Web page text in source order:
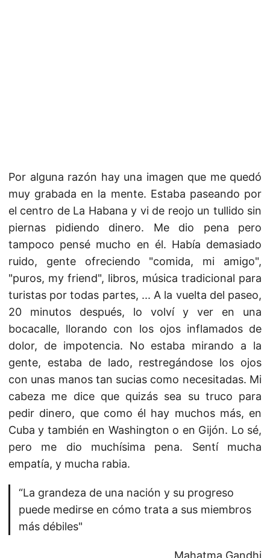
Por alguna razón hay una imagen que me quedó
muy grabada en la mente. Estaba paseando por
el centro de La Habana y vi de reojo un tullido sin
piernas pidiendo dinero. Me dio pena pero
tampoco pensé mucho en él. Había demasiado
ruido, gente ofreciendo "comida, mi amigo",
"puros, my friend", libros, música tradicional para
turistas por todas partes, ... A la vuelta del paseo,
20 minutos después, lo volví y ver en una
bocacalle, llorando con los ojos inflamados de
dolor, de impotencia. No estaba mirando a la
gente, estaba de lado, restregándose los ojos
con unas manos tan sucias como necesitadas. Mi
cabeza me dice que quizás sea su truco para
pedir dinero, que como él hay muchos más, en
Cuba y también en Washington o en Gijón. Lo sé,
pero me dio muchísima pena. Sentí mucha
empatía, y mucha rabia.
“La grandeza de una nación y su progreso
puede medirse en cómo trata a sus miembros
más débiles"
Mahatma Gandhi